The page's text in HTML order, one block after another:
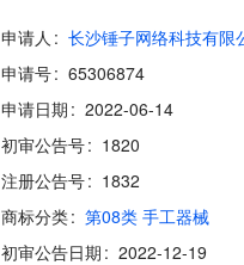
申请人
长沙锤子网络科技有限
申请号
65306874
申请日期
2022-06-14
初审公告号
1820
注册公告号
1832
商标分类
第08类 手工器械
初审公告日期
2022-12-19